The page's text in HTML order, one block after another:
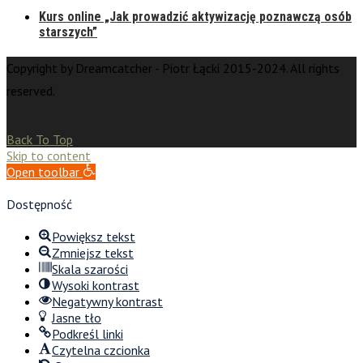
Kurs online „Jak prowadzić aktywizację poznawczą osób
starszych”
Copyright by Dreamcatcher - Piotr Łącki 2015-2024. All rights
reserved.
Back To Top
Skip to content
Open toolbar
Dostępność
Powiększ tekst
Zmniejsz tekst
Skala szarości
Wysoki kontrast
Negatywny kontrast
Jasne tło
Podkreśl linki
Czytelna czcionka